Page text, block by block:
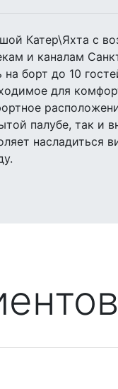
Катер\Яхта с
и каналам
на борт до 10
для
палубе, так и
насладиться